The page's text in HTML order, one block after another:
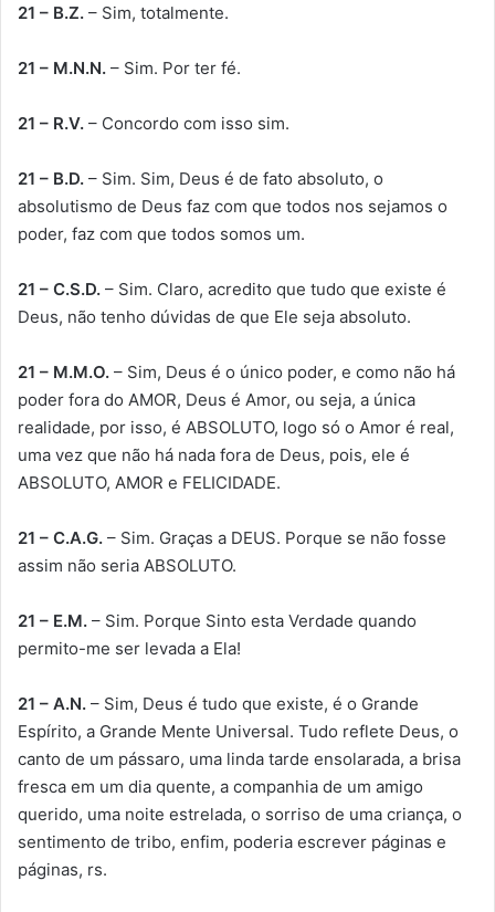
21 – B.Z. – Sim, totalmente.
21 – M.N.N. – Sim. Por ter fé.
21 – R.V. – Concordo com isso sim.
21 – B.D. – Sim. Sim, Deus é de fato absoluto, o
absolutismo de Deus faz com que todos nos sejamos o
poder, faz com que todos somos um.
21 – C.S.D. – Sim. Claro, acredito que tudo que existe é
Deus, não tenho dúvidas de que Ele seja absoluto.
21 – M.M.O. – Sim, Deus é o único poder, e como não há
poder fora do AMOR, Deus é Amor, ou seja, a única
realidade, por isso, é ABSOLUTO, logo só o Amor é real,
uma vez que não há nada fora de Deus, pois, ele é
ABSOLUTO, AMOR e FELICIDADE.
21 – C.A.G. – Sim. Graças a DEUS. Porque se não fosse
assim não seria ABSOLUTO.
21 – E.M. – Sim. Porque Sinto esta Verdade quando
permito-me ser levada a Ela!
21 – A.N. – Sim, Deus é tudo que existe, é o Grande
Espírito, a Grande Mente Universal. Tudo reflete Deus, o
canto de um pássaro, uma linda tarde ensolarada, a brisa
fresca em um dia quente, a companhia de um amigo
querido, uma noite estrelada, o sorriso de uma criança, o
sentimento de tribo, enfim, poderia escrever páginas e
páginas, rs.